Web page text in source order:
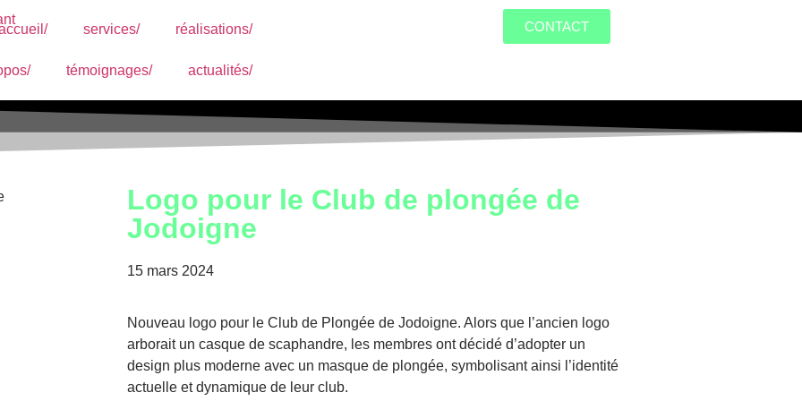
services/ réalisations/
témoignages/ actualités/
CONTACT
Logo pour le Club de plongée de
Jodoigne
15 mars 2024
Nouveau logo pour le Club de Plongée de Jodoigne. Alors que l’ancien logo
arborait un casque de scaphandre, les membres ont décidé d’adopter un
design plus moderne avec un masque de plongée, symbolisant ainsi l’identité
actuelle et dynamique de leur club.